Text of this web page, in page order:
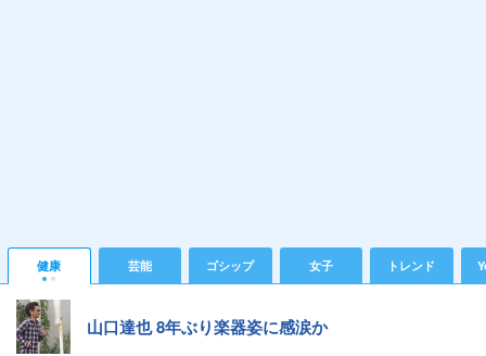
健康 芸能 ゴシップ 女子 トレンド
山口達也 8年ぶり楽器姿に感涙か